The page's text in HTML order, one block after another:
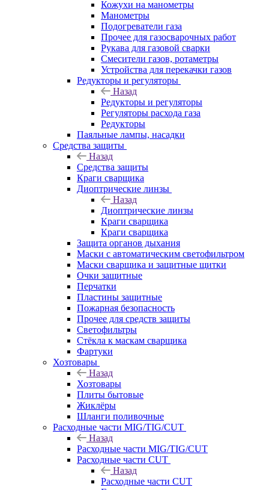
Кожухи на манометры
Манометры
Подогреватели газа
Прочее для газосварочных работ
Рукава для газовой сварки
Смесители газов, ротаметры
Устройства для перекачки газов
Редукторы и регуляторы
Назад
Редукторы и регуляторы
Регуляторы расхода газа
Редукторы
Паяльные лампы, насадки
Средства защиты
Назад
Средства защиты
Краги сварщика
Диоптрические линзы
Назад
Диоптрические линзы
Краги сварщика
Краги сварщика
Защита органов дыхания
Маски с автоматическим светофильтром
Маски сварщика и защитные щитки
Очки защитные
Перчатки
Пластины защитные
Пожарная безопасность
Прочее для средств защиты
Светофильтры
Стёкла к маскам сварщика
Фартуки
Хозтовары
Назад
Хозтовары
Плиты бытовые
Жиклёры
Шланги поливочные
Расходные части MIG/TIG/CUT
Назад
Расходные части MIG/TIG/CUT
Расходные части CUT
Назад
Расходные части CUT